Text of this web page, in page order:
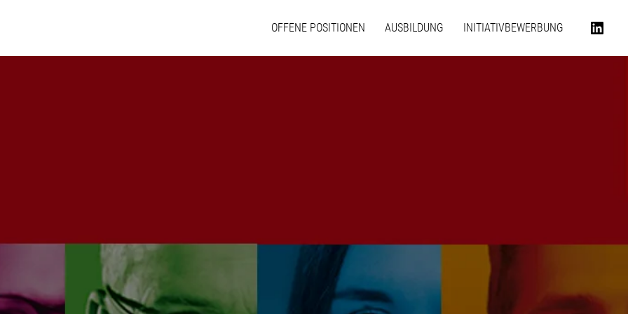
OFFENE POSITIONEN AUSBILDUNG INITIATIVBEWERBUNG